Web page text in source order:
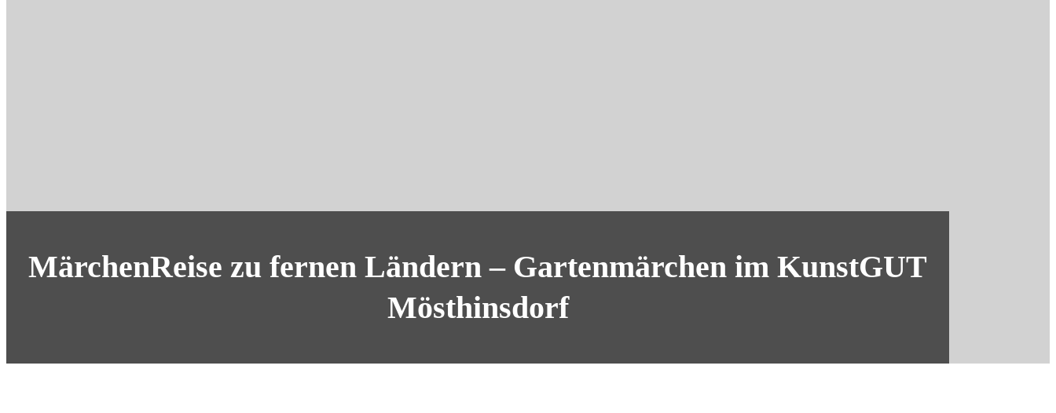
MärchenReise zu fernen Ländern – Gartenmärchen im KunstGUT
Mösthinsdorf